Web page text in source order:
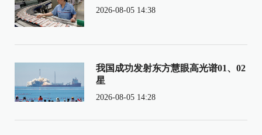
2026-08-05 14:38
我国成功发射东方慧眼高光谱01、02
星
2026-08-05 14:28